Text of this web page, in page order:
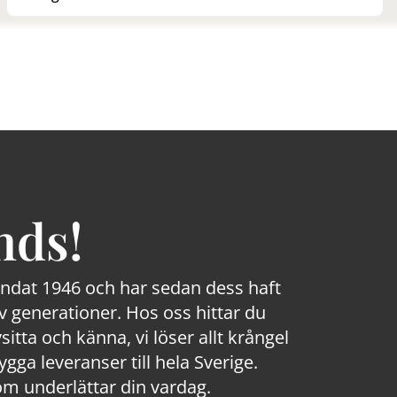
1946 och har sedan dess haft
generationer. Hos oss hittar du
och känna, vi löser allt krångel
leveranser till hela Sverige.
underlättar din vardag.